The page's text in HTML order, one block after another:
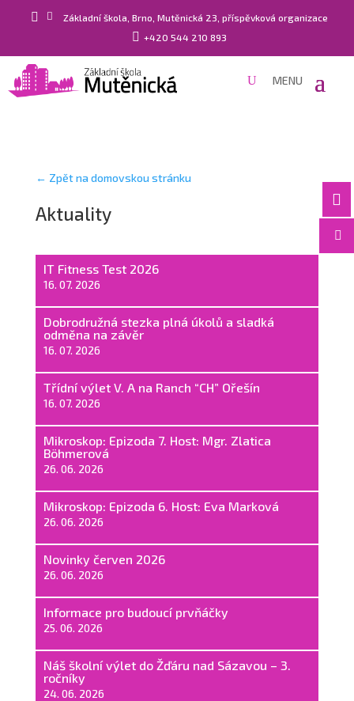
  Základní škola, Brno, Mutěnická 23, příspěvková organizace
 +420 544 210 893


← Zpět na domovskou stránku
Aktuality
IT Fitness Test 2026
16. 07. 2026
Dobrodružná stezka plná úkolů a sladká
odměna na závěr
16. 07. 2026
Třídní výlet V. A na Ranch “CH” Ořešín
16. 07. 2026
Mikroskop: Epizoda 7. Host: Mgr. Zlatica
Böhmerová
26. 06. 2026
Mikroskop: Epizoda 6. Host: Eva Marková
26. 06. 2026
Novinky červen 2026
26. 06. 2026
Informace pro budoucí prvňáčky
25. 06. 2026
Náš školní výlet do Žďáru nad Sázavou – 3.
ročníky
24. 06. 2026